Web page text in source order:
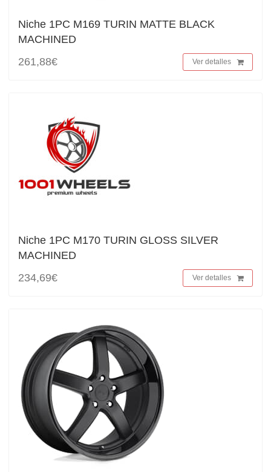
Niche 1PC M169 TURIN MATTE BLACK
MACHINED
261,88€
Ver detalles
Niche 1PC M170 TURIN GLOSS SILVER
MACHINED
234,69€
Ver detalles